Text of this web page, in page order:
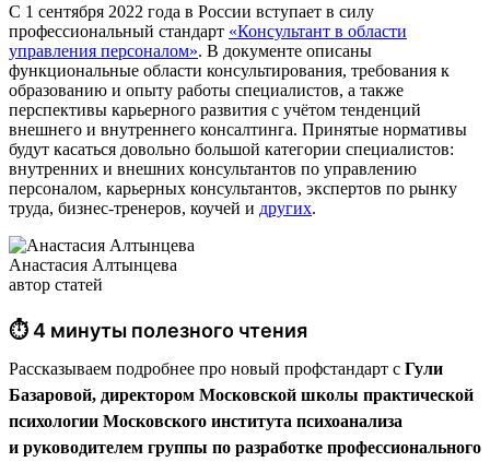
С 1 сентября 2022 года в России вступает в силу
профессиональный стандарт «Консультант в области
управления персоналом». В документе описаны
функциональные области консультирования, требования к
образованию и опыту работы специалистов, а также
перспективы карьерного развития с учётом тенденций
внешнего и внутреннего консалтинга. Принятые нормативы
будут касаться довольно большой категории специалистов:
внутренних и внешних консультантов по управлению
персоналом, карьерных консультантов, экспертов по рынку
труда, бизнес-тренеров, коучей и других.
Анастасия Алтынцева
автор статей
⏱ 4 минуты полезного чтения
Рассказываем подробнее про новый профстандарт с Гули
Базаровой, директором Московской школы практической
психологии Московского института психоанализа
и руководителем группы по разработке профессионального